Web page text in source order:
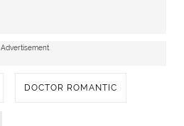
Advertisement
DOCTOR ROMANTIC